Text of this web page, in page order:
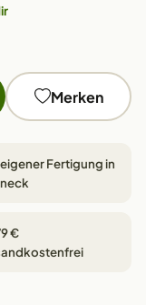
Merken
Fertigung in
€